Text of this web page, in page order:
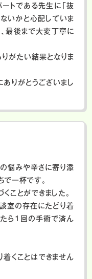
トである先生に「抜
いかと心配していま
最後まで大変丁寧に
がたい結果となりま
りがとうございまし
悩みや辛さに寄り添
一杯です。
ことができました。
室の存在にたどり着
たら1回の手術で済ん
くことはできません